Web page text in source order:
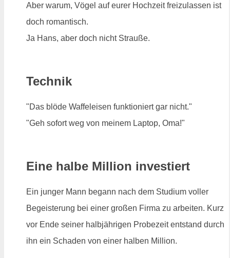
Aber warum, Vögel auf eurer Hochzeit freizulassen ist
doch romantisch.
Ja Hans, aber doch nicht Strauße.
Technik
"Das blöde Waffeleisen funktioniert gar nicht."
"Geh sofort weg von meinem Laptop, Oma!"
Eine halbe Million investiert
Ein junger Mann begann nach dem Studium voller
Begeisterung bei einer großen Firma zu arbeiten. Kurz
vor Ende seiner halbjährigen Probezeit entstand durch
ihn ein Schaden von einer halben Million.